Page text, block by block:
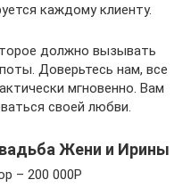
каждому клиенту.
должно вызывать
Доверьтесь нам, все
мгновенно. Вам
своей любви.
Жени и Ирины
– 200 000Р